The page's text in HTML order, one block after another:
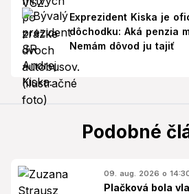
Exprezident Kiska je
dôchodku: Aká penzia
Nemám dôvod ju tajiť
Podobné
09. aug. 2026 o
Plačková bola